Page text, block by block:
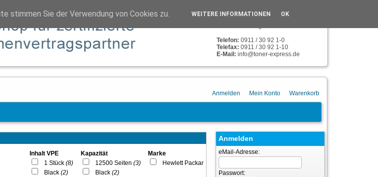
TONER-EXPRESS
Telefon: 0911 / 30 92 1-0
Telefax: 0911 / 30 92 1-10
E-Mail: info@toner-express.de
Anmelden Mein Konto Warenkorb
Inhalt VPE
1 Stück (8)
Black (2)
Kapazität
12500 Seiten (3)
Black (2)
Marke
Hewlett Packard
Anmelden
eMail-Adresse:
Passwort:
stimmen Sie der Verwendung von Cookies zu. WEITERE INFORMATIONEN OK